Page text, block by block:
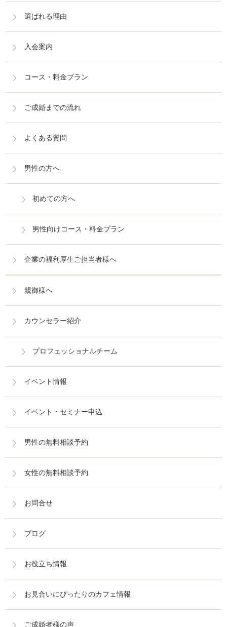
選ばれる理由
入会案内
コース・料金プラン
ご成婚までの流れ
よくある質問
男性の方へ
初めての方へ
男性向けコース・料金プラン
企業の福利厚生ご担当者様へ
親御様へ
カウンセラー紹介
プロフェッショナルチーム
イベント情報
イベント・セミナー申込
男性の無料相談予約
女性の無料相談予約
お問合せ
ブログ
お役立ち情報
お見合いにぴったりのカフェ情報
ご成婚者様の声